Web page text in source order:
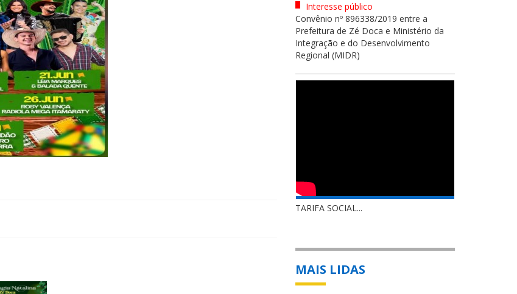
Interesse público
Convênio nº 896338/2019 entre a
Prefeitura de Zé Doca e Ministério da
Integração e do Desenvolvimento
Regional (MIDR)
TARIFA SOCIAL...
MAIS LIDAS